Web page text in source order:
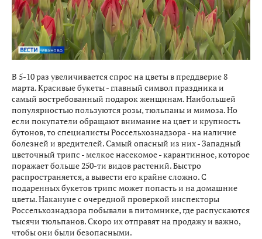
В 5-10 раз увеличивается спрос на цветы в преддверие 8
марта. Красивые букеты - главный символ праздника и
самый востребованный подарок женщинам. Наибольшей
популярностью пользуются розы, тюльпаны и мимоза. Но
если покупатели обращают внимание на цвет и крупность
бутонов, то специалисты Россельхознадзора - на наличие
болезней и вредителей. Самый опасный из них - Западный
цветочный трипс - мелкое насекомое - карантинное, которое
поражает больше 250-ти видов растений. Быстро
распространяется, а вывести его крайне сложно. С
подаренных букетов трипс может попасть и на домашние
цветы. Накануне с очередной проверкой инспекторы
Россельхознадзора побывали в питомнике, где распускаются
тысячи тюльпанов. Скоро их отправят на продажу и важно,
чтобы они были безопасными.